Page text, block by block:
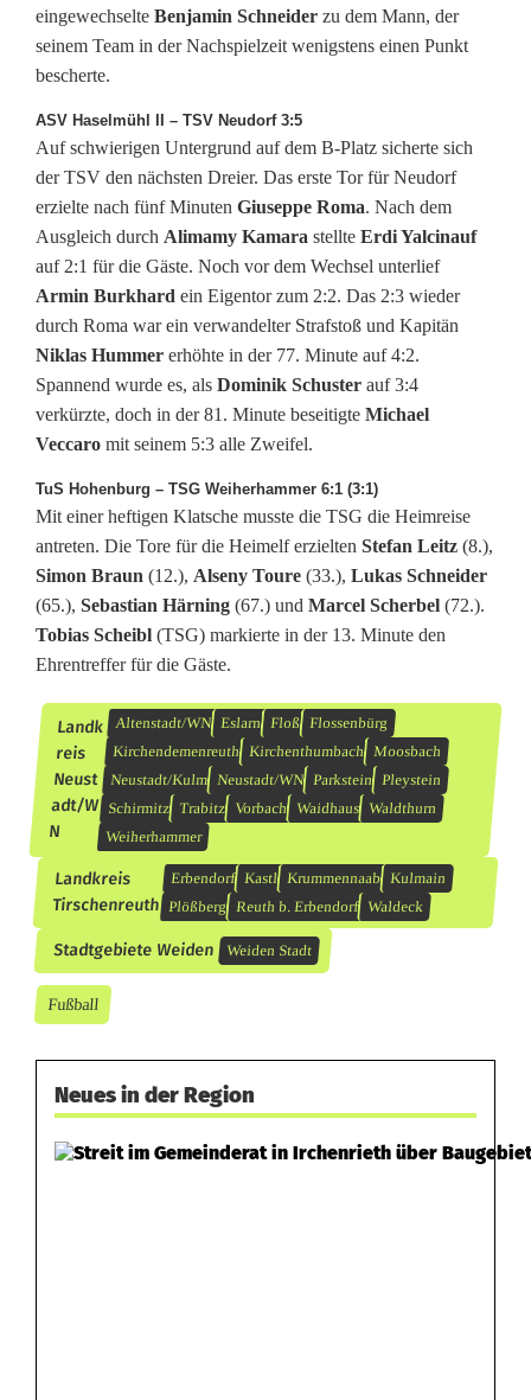
eingewechselte Benjamin Schneider zu dem Mann, der
seinem Team in der Nachspielzeit wenigstens einen Punkt
bescherte.
ASV Haselmühl II – TSV Neudorf 3:5
Auf schwierigen Untergrund auf dem B-Platz sicherte sich
der TSV den nächsten Dreier. Das erste Tor für Neudorf
erzielte nach fünf Minuten Giuseppe Roma. Nach dem
Ausgleich durch Alimamy Kamara stellte Erdi Yalcinauf
auf 2:1 für die Gäste. Noch vor dem Wechsel unterlief
Armin Burkhard ein Eigentor zum 2:2. Das 2:3 wieder
durch Roma war ein verwandelter Strafstoß und Kapitän
Niklas Hummer erhöhte in der 77. Minute auf 4:2.
Spannend wurde es, als Dominik Schuster auf 3:4
verkürzte, doch in der 81. Minute beseitigte Michael
Veccaro mit seinem 5:3 alle Zweifel.
TuS Hohenburg – TSG Weiherhammer 6:1 (3:1)
Mit einer heftigen Klatsche musste die TSG die Heimreise
antreten. Die Tore für die Heimelf erzielten Stefan Leitz (8.),
Simon Braun (12.), Alseny Toure (33.), Lukas Schneider
(65.), Sebastian Härning (67.) und Marcel Scherbel (72.).
Tobias Scheibl (TSG) markierte in der 13. Minute den
Ehrentreffer für die Gäste.
Landk
reis
Neust
adt/W
N
Altenstadt/WN Eslarn Floß Flossenbürg
Kirchendemenreuth Kirchenthumbach Moosbach
Neustadt/Kulm Neustadt/WN Parkstein Pleystein
Schirmitz Trabitz Vorbach Waidhaus Waldthurn
Weiherhammer
Landkreis
Tirschenreuth
Erbendorf Kastl Krummennaab Kulmain
Plößberg Reuth b. Erbendorf Waldeck
Stadtgebiete Weiden Weiden Stadt
Fußball
Neues in der Region